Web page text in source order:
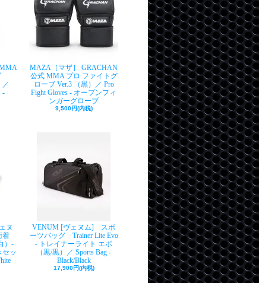
／
-
MAZA［マザ］ GRACHAN
公式 MMA プロ ファイトグ
ローブ Ver.3 （黒）／ Pro
Fight Gloves - オープンフィ
ンガーグローブ
9,500円(内税)
ヌ
着
）-
セッ
VENUM [ヴェヌム] スポ
ーツバッグ Trainer Lite Evo
- トレイナーライト エボ
（黒/黒）／ Sports Bag -
Black/Black
17,900円(内税)